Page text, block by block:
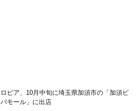
ロピア、10月中旬に埼玉県加須市の「加須ビ
バモール」に出店